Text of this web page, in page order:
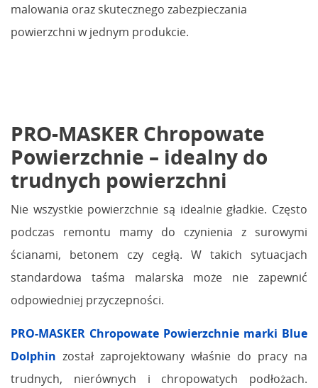
malowania oraz skutecznego zabezpieczania
powierzchni w jednym produkcie.
PRO-MASKER Chropowate
Powierzchnie – idealny do
trudnych powierzchni
Nie wszystkie powierzchnie są idealnie gładkie. Często
podczas remontu mamy do czynienia z surowymi
ścianami, betonem czy cegłą. W takich sytuacjach
standardowa taśma malarska może nie zapewnić
odpowiedniej przyczepności.
PRO-MASKER Chropowate Powierzchnie marki Blue
Dolphin został zaprojektowany właśnie do pracy na
trudnych, nierównych i chropowatych podłożach.